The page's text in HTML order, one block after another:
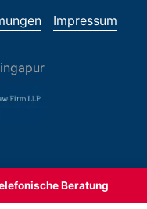
Impressum
Beratung